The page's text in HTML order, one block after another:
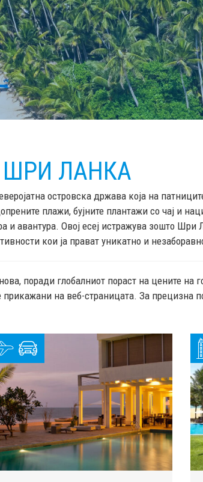
ШРИ ЛАНКА
островска држава која на
плажи, бујните плантажи со чај и
и авантура. Овој есеј истражува зошто
кои ја прават уникатно и
поради глобалниот пораст на цените
на веб-страницата. За прецизна